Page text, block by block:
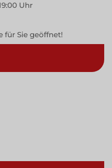
Uhr
für Sie geöffnet!